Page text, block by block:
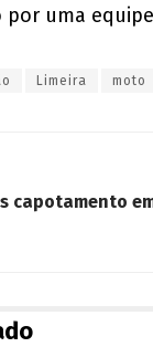
uma
Limeira moto
capotamento